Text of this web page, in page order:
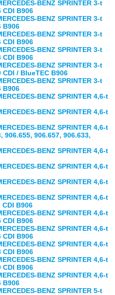
BENZ SPRINTER 3-t
B906
BENZ SPRINTER 3-t
B906
BENZ SPRINTER 3-t
B906
BENZ SPRINTER 3-t
B906
BENZ SPRINTER 3-t
/ BlueTEC B906
BENZ SPRINTER 3-t
B906
BENZ SPRINTER 4,6-t
BENZ SPRINTER 4,6-t
BENZ SPRINTER 4,6-t
906.655, 906.657, 906.633,
BENZ SPRINTER 4,6-t
BENZ SPRINTER 4,6-t
BENZ SPRINTER 4,6-t
BENZ SPRINTER 4,6-t
B906
BENZ SPRINTER 4,6-t
B906
BENZ SPRINTER 4,6-t
B906
BENZ SPRINTER 4,6-t
B906
BENZ SPRINTER 4,6-t
B906
BENZ SPRINTER 4,6-t
B906
BENZ SPRINTER 5-t